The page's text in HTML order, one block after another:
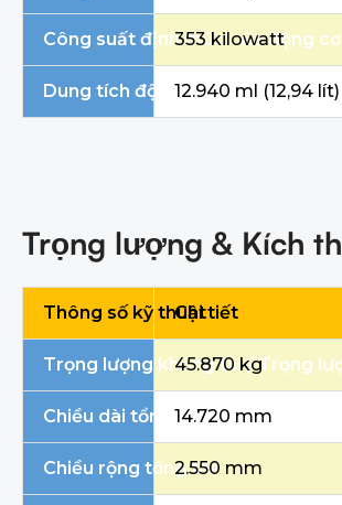
Công suất định mức của động cơ
353 kilowatt
Dung tích động cơ12.940 ml (12,94 lít)
Trọng lượng & Kích
Thông số kỹ thuậtChi tiết
Trọng lượng không tải / Trọng
45.870 kg
Chiều dài tổng thể14.720 mm
Chiều rộng tổng thể2.550 mm